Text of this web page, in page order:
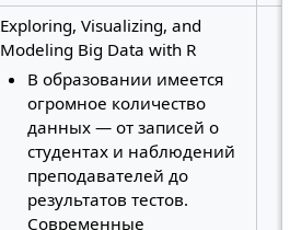
Exploring, Visualizing, and
Modeling Big Data with R
В образовании имеется
огромное количество
данных — от записей о
студентах и наблюдений
преподавателей до
результатов тестов.
Современные